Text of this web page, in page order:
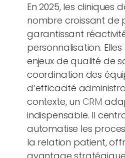
En 2025, les cliniques
nombre croissant de
garantissant
personnalisation.
enjeux de qualité de
coordination des
d’efficacité
contexte, un CRM
indispensable. Il
automatise les
la relation patient,